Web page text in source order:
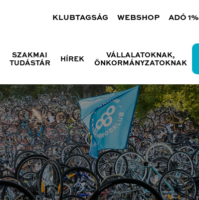
KLUBTAGSÁG WEBSHOP ADÓ 1%
SZAKMAI
TUDÁSTÁR
HÍREK
VÁLLALATOKNAK,
ÖNKORMÁNYZATOKNAK